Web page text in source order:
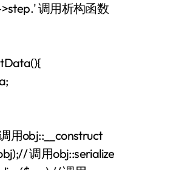
调用析构函数
用obj::__construct
调用obj::serialize